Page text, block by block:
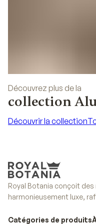
Découvrez plus de la
collection
Découvrir la collection
Royal Botania conçoit
harmonieusement luxe,
Catégories de produits